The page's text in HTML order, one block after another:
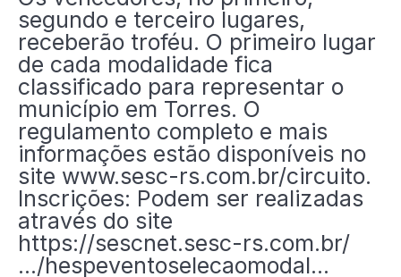
segundo e terceiro lugares,
receberão troféu. O primeiro lugar
de cada modalidade fica
classificado para representar o
município em Torres. O
regulamento completo e mais
informações estão disponíveis no
site www.sesc-rs.com.br/circuito.
Inscrições: Podem ser realizadas
através do site
https://sescnet.sesc-rs.com.br/
…/hespeventoselecaomodal…